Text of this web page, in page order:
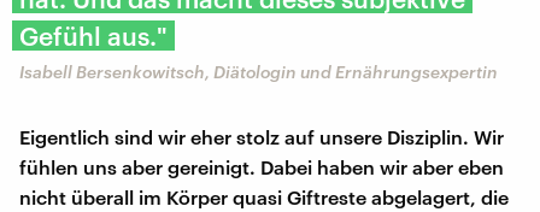
Gefühl aus."
Isabell Bersenkowitsch, Diätologin und Ernährungsexpertin
Eigentlich sind wir eher stolz auf unsere Disziplin. Wir
fühlen uns aber gereinigt. Dabei haben wir aber eben
nicht überall im Körper quasi Giftreste abgelagert, die